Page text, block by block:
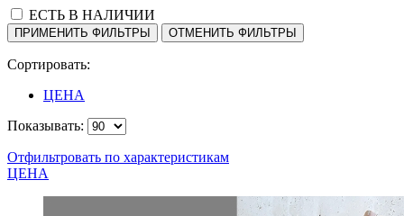
ЕСТЬ В НАЛИЧИИ
Сортировать:
ЦЕНА
Показывать:
Отфильтровать по характеристикам
ЦЕНА